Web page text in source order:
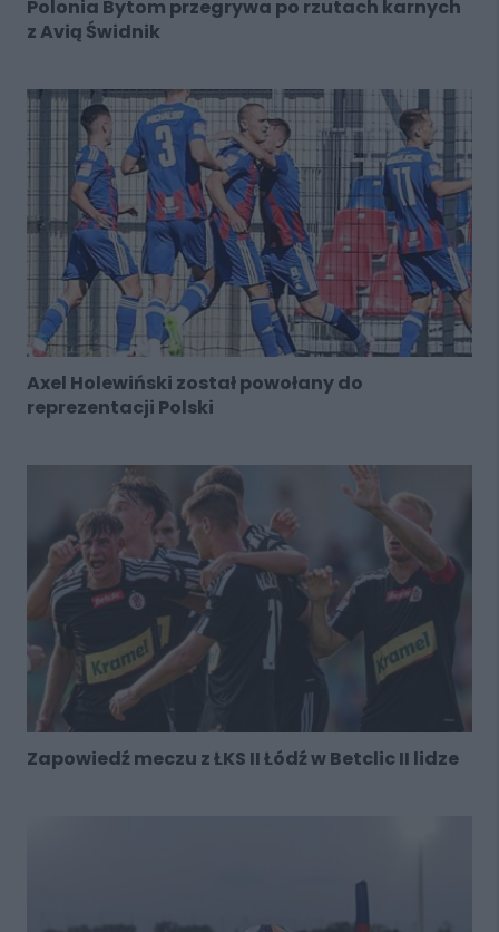
Polonia Bytom przegrywa po rzutach karnych
z Avią Świdnik
Axel Holewiński został powołany do
reprezentacji Polski
Zapowiedź meczu z ŁKS II Łódź w Betclic II lidze